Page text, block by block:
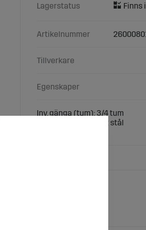
Lagerstatus
Artikelnummer
Tillverkare
Egenskaper
Inv. gänga (tum): 3/4 tum
Material: av rostfritt stål